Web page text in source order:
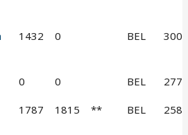
1432 0 BEL 300
0 0 BEL 277
1787 1815 ** BEL 258